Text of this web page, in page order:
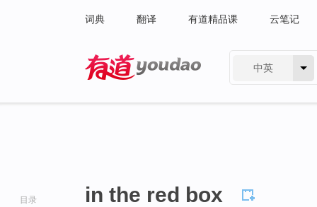
词典 翻译 有道精品课 云笔记
中英
目录 in the red box